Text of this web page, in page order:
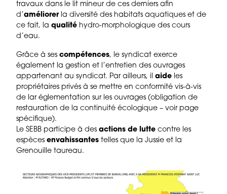
travaux dans le lit mineur de ces derniers afin
d’améliorer la diversité des habitats aquatiques et de
ce fait, la qualité hydro-morphologique des cours
d’eau.
Grâce à ses compétences, le syndicat exerce
également la gestion et l’entretien des ouvrages
appartenant au syndicat. Par ailleurs, il aide les
propriétaires privés à se mettre en conformité vis-à-vis
de lar églementation sur les ouvrages (obligation de
restauration de la continuité écologique – voir page
spécifique).
Le SEBB participe à des actions de lutte contre les
espèces envahissantes telles que la Jussie et la
Grenouille taureau.